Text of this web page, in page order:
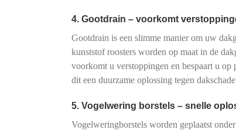
4. Gootdrain – voorkomt
Gootdrain is een slimme manier om uw
kunststof roosters worden op maat in de
voorkomt u verstoppingen en bespaart u
dit een duurzame oplossing tegen
5. Vogelwering borstels – snelle
Vogelweringborstels worden geplaatst